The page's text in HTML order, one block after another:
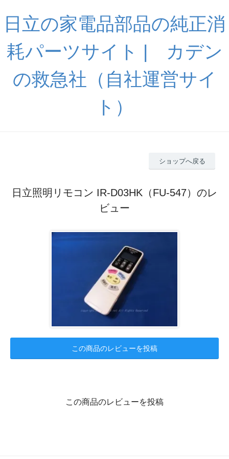
日立の家電品部品の純正消
耗パーツサイト | カデン
の救急社（自社運営サイ
ト）
ショップへ戻る
日立照明リモコン IR-D03HK（FU-547）のレ
ビュー
この商品のレビューを投稿
この商品のレビューを投稿